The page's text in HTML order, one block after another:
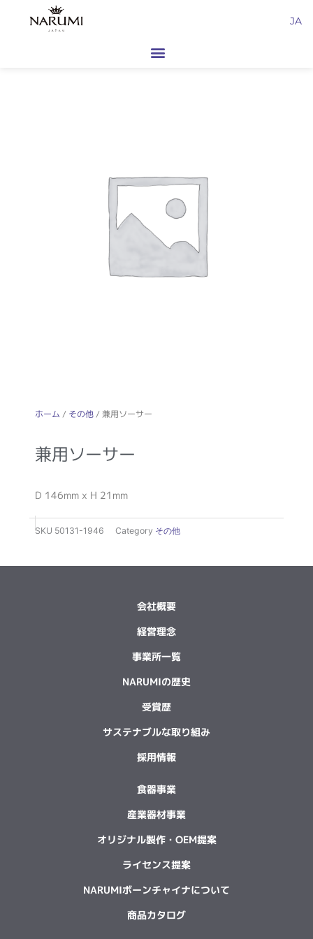
JA
ホーム / その他/ 兼用ソーサー
兼用ソーサー
D 146mm x H 21mm
SKU 50131-1946 Category その他
会社概要
経営理念
事業所一覧
NARUMIの歴史
受賞歴
サステナブルな取り組み
採用情報
食器事業
産業器材事業
オリジナル製作・OEM提案
ライセンス提案
NARUMIボーンチャイナについて
商品カタログ